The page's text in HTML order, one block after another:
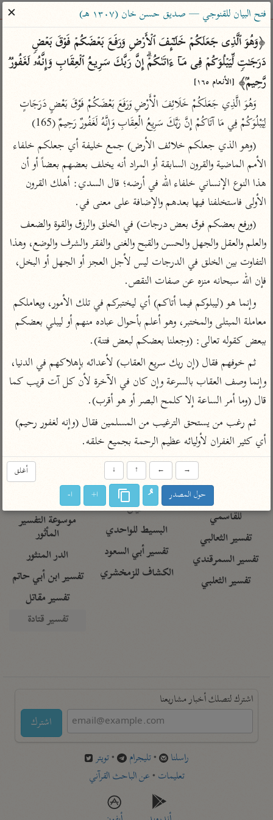
ساهم معنا في نشر القرآن والعلم الشرعي
الباحث القرآني
بحث تفسير علوم مصاحف
Type 2 or more characters for results.
Type 1 or more
characters for results.
أمّهات
تفسير الطبري
تفسير ابن كثير
تفسير القرطبي
تفسير البغوي
جمع الأقوال
تفسير ابن الجوزي
تفسير الماوردي
منتقاة
تفسير ابن القيم
تفسير ابن تيمية
عامّة
تفسير السمعاني
تفسير مكّي
محاسن التأويل
للقاسمي
تفسير الثعالبي
تفسير السمرقندي
تفسير الثعلبي
عامّة
فتح البيان للقنوجي
فتح القدير للشوكاني
تفسير ابن جزي
موسوعات
تفسير الآلوسي
تفسير الرازي
أخرى
أضواء البيان
نظم الدرر للبقاعي
لغة وبلاغة
التحرير والتنوير
المحرر الوجيز لابن
عطية
البحر المحيط لأبي
حيان
البسيط للواحدي
تفسير أبي السعود
الكشاف للزمخشري
معاصرة
الميسر
المختصر في
تفسير السعدي
أيسر التفاسير
القرآن – تدبر وعمل
تفسير ابن عثيمين
مركَّزة العبارة
تفسير الجلالين
جامع البيان للإيجي
تفسير النسفي
تفسير ابن أبي زمنين
آثار
موسوعة التفسير
المأثور
الدر المنثور
تفسير ابن أبي حاتم
تفسير مقاتل
تفسير قتادة
اشترك لتصلك أخبار مشاريعنا
اشترك
راسلنا •تليجرام •تويتر
تعليمات •عن الباحث القرآني
فتح البيان للقنوجي — صديق حسن خان (١٣٠٧ هـ)
✕
دَرَجَـٰتࣲ لِّیَبۡلُوَكُمۡ فِی مَاۤ ءَاتَىٰكُمۡۗ إِنَّ رَبَّكَ سَرِیعُ ٱلۡعِقَابِ وَإِنَّهُۥ لَغَفُورࣱ
رَّحِیمُۢ﴾ [الأنعام ١٦٥]
لِيَبْلُوَكُمْ فِي مَا آتَاكُمْ إِنَّ رَبَّكَ سَرِيعُ الْعِقَابِ وَإِنَّهُ لَغَفُورٌ رَحِيمٌ (165)
الأولى فاستخلفنا فيها بعدهم والإضافة على معنى في.
فإن الله سبحانه منزه عن صفات النقص.
ببعض كقوله تعالى: (وجعلنا بعضكم لبعض فتنة).
قال (وما أمر الساعة إلا كلمح البصر أو هو أقرب).
أي كثير الغفران لأوليائه عظيم الرحمة بجميع خلقه.
أغلق →
←
↑
↓
حول المصدر ا+ ا-